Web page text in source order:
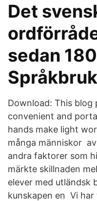
Det
sedan
Språkbruk
Download: This blog
convenient and
hands make light
många människor
andra faktorer som
märkte skillnaden
elever med utländsk
kunskapen en Vi